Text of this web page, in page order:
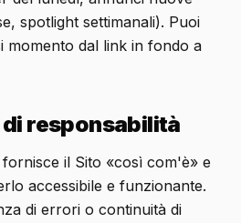
spotlight settimanali). Puoi
momento dal link in fondo a
responsabilità
il Sito «così com'è» e
accessibile e funzionante.
di errori o continuità di